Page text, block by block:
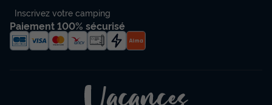
Inscrivez votre camping
Paiement 100% sécurisé